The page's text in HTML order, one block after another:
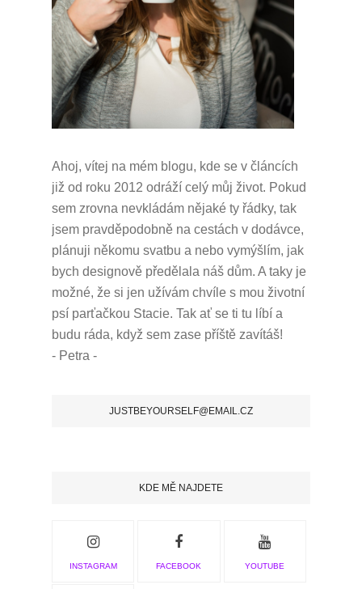
Ahoj, vítej na mém blogu, kde se v článcích
již od roku 2012 odráží celý můj život. Pokud
sem zrovna nevkládám nějaké ty řádky, tak
jsem pravděpodobně na cestách v dodávce,
plánuji někomu svatbu a nebo vymýšlím, jak
bych designově předělala náš dům. A taky je
možné, že si jen užívám chvíle s mou životní
psí parťačkou Stacie. Tak ať se ti tu líbí a
budu ráda, když sem zase příště zavítáš!
- Petra -
JUSTBEYOURSELF@EMAIL.CZ
KDE MĚ NAJDETE
INSTAGRAM FACEBOOK YOUTUBE